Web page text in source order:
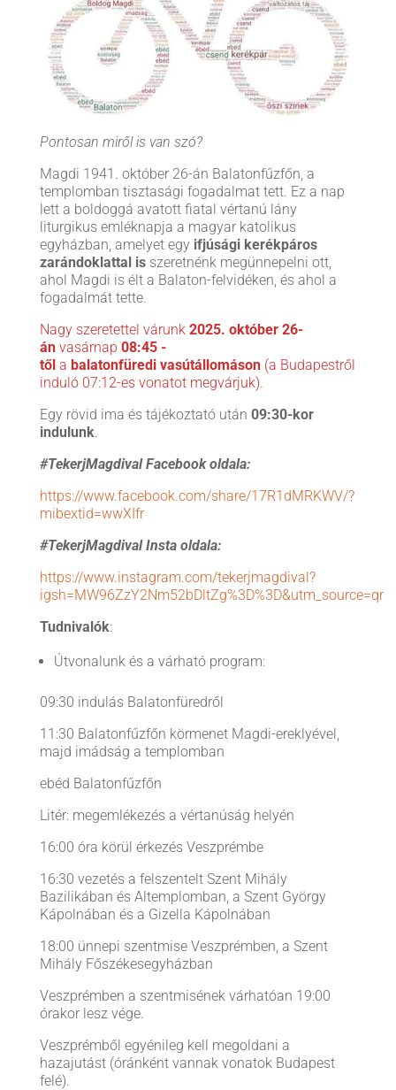
Pontosan miről is van szó?
Magdi 1941. október 26-án Balatonfűzfőn, a
templomban tisztasági fogadalmat tett. Ez a nap
lett a boldoggá avatott fiatal vértanú lány
liturgikus emléknapja a magyar katolikus
egyházban, amelyet egy ifjúsági kerékpáros
zarándoklattal isszeretnénk megünnepelni ott,
ahol Magdi is élt a Balaton-felvidéken, és ahol a
fogadalmát tette.
Nagy szeretettel várunk 2025. október 26-
ánvasárnap 08:45 -
tőla balatonfüredivasútállomáson(a Budapestről
induló 07:12-es vonatot megvárjuk).
Egy rövid ima és tájékoztató után 09:30-kor
indulunk.
#TekerjMagdival Facebook oldala:
https://www.facebook.com/share/17R1dMRKWV/?
mibextid=wwXIfr
#TekerjMagdival Insta oldala:
https://www.instagram.com/tekerjmagdival?
igsh=MW96ZzY2Nm52bDltZg%3D%3D&utm_source=qr
Tudnivalók:
Útvonalunk és a várható program:
09:30 indulás Balatonfüredről
11:30 Balatonfűzfőn körmenet Magdi-ereklyével,
majd imádság a templomban
ebéd Balatonfűzfőn
Litér: megemlékezés a vértanúság helyén
16:00 óra körül érkezés Veszprémbe
16:30 vezetés a felszentelt Szent Mihály
Bazilikában és Altemplomban, a Szent György
Kápolnában és a Gizella Kápolnában
18:00 ünnepi szentmise Veszprémben, a Szent
Mihály Főszékesegyházban
Veszprémben a szentmisének várhatóan 19:00
órakor lesz vége.
Veszprémből egyénileg kell megoldani a
hazajutást (óránként vannak vonatok Budapest
felé).